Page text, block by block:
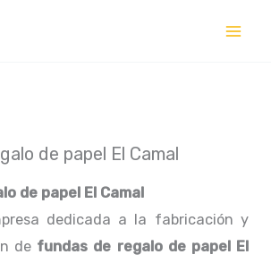
de papel El Camal
de papel El Camal
dedicada a la fabricación y
de fundas de regalo de papel El